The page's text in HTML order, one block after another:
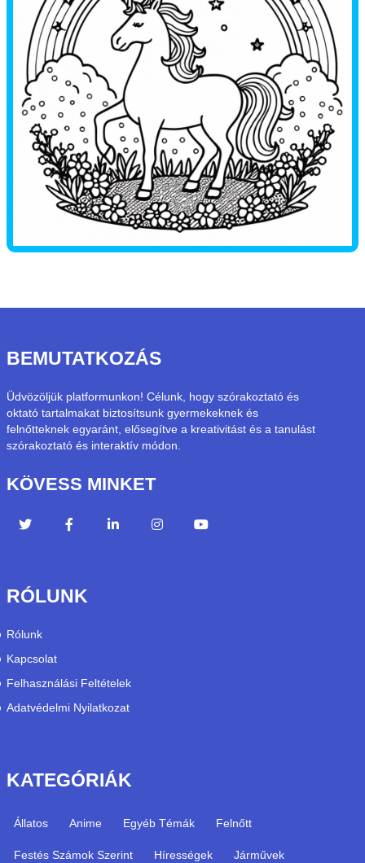
BEMUTATKOZÁS
Üdvözöljük platformunkon! Célunk, hogy szórakoztató és
oktató tartalmakat biztosítsunk gyermekeknek és
felnőtteknek egyaránt, elősegítve a kreativitást és a tanulást
szórakoztató és interaktív módon.
KÖVESS MINKET
RÓLUNK
Rólunk
Kapcsolat
Felhasználási Feltételek
Adatvédelmi Nyilatkozat
KATEGÓRIÁK
Állatos Anime Egyéb Témák Felnőtt
Festés Számok Szerint Hírességek Járművek